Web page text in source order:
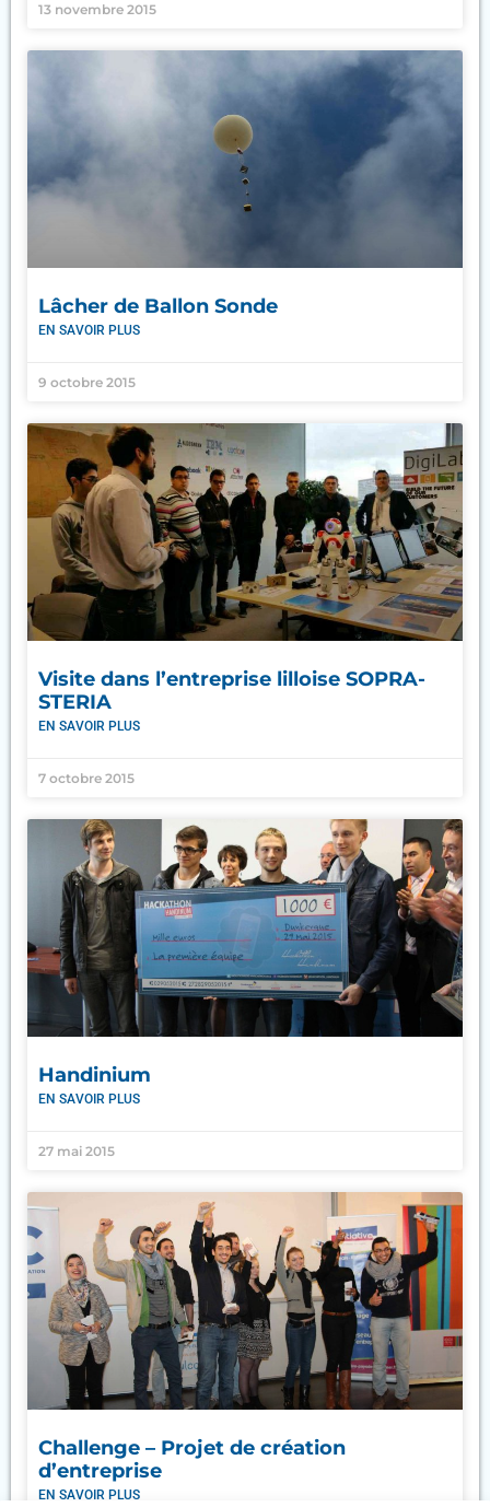
13 novembre 2015
Lâcher de Ballon Sonde
EN SAVOIR PLUS
9 octobre 2015
Visite dans l’entreprise lilloise SOPRA-
STERIA
EN SAVOIR PLUS
7 octobre 2015
Handinium
EN SAVOIR PLUS
27 mai 2015
Challenge – Projet de création
d’entreprise
EN SAVOIR PLUS